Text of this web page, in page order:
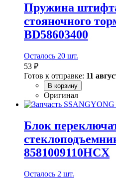
Пружина
стояночного
BD58603400
Осталось 20 шт.
53 ₽
Готов к отправке: 11
В корзину
Оригинал
Блок
8581009110HCX
Осталось 2 шт.